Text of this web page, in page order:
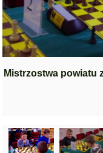
Mistrzostwa powiatu